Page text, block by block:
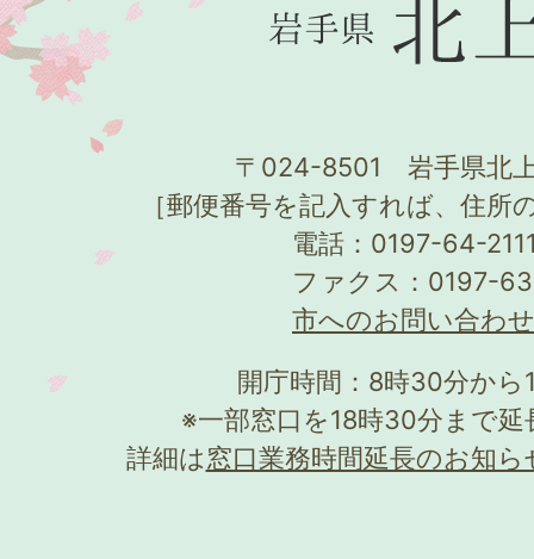
〒024-8501 岩手県北
［郵便番号を記入すれば、住所
電話：0197-64-
ファクス：0197-
市へのお問い合わ
開庁時間：8時30分か
※一部窓口を18時30分まで
詳細は窓口業務時間延長のお知ら